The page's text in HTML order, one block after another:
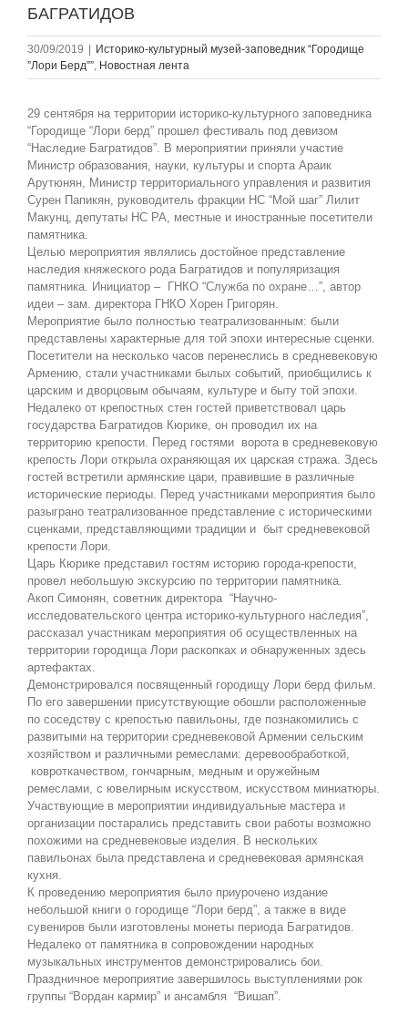
БАГРАТИДОВ
30/09/2019
Историко-культурный музей-заповедник “Городище
”Лори Берд””, Новостная лента
29 сентября на территории историко-культурного заповедника
“Городище “Лори берд” прошел фестиваль под девизом
“Наследие Багратидов”. В мероприятии приняли участие
Министр образования, науки, культуры и спорта Араик
Арутюнян, Министр территориального управления и развития
Сурен Папикян, руководитель фракции НС “Мой шаг” Лилит
Макунц, депутаты НС РА, местные и иностранные посетители
памятника.
Целью мероприятия являлись достойное представление
наследия княжеского рода Багратидов и популяризация
памятника. Инициатор – ГНКО “Служба по охране…”, автор
идеи – зам. директора ГНКО Хорен Григорян.
Мероприятие было полностью театрализованным: были
представлены характерные для той эпохи интересные сценки.
Посетители на несколько часов перенеслись в средневековую
Армению, стали участниками былых событий, приобщились к
царским и дворцовым обычаям, культуре и быту той эпохи.
Недалеко от крепостных стен гостей приветствовал царь
государства Багратидов Кюрике, он проводил их на
территорию крепости. Перед гостями ворота в средневековую
крепость Лори открыла охраняющая их царская стража. Здесь
гостей встретили армянские цари, правившие в различные
исторические периоды. Перед участниками мероприятия было
разыграно театрализованное представление с историческими
сценками, представляющими традиции и быт средневековой
крепости Лори.
Царь Кюрике представил гостям историю города-крепости,
провел небольшую экскурсию по территории памятника.
Акоп Симонян, советник директора “Научно-
исследовательского центра историко-культурного наследия”,
рассказал участникам мероприятия об осуществленных на
территории городища Лори раскопках и обнаруженных здесь
артефактах.
Демонстрировался посвященный городищу Лори берд фильм.
По его завершении присутствующие обошли расположенные
по соседству с крепостью павильоны, где познакомились с
развитыми на территории средневековой Армении сельским
хозяйством и различными ремеслами: деревообработкой,
ковроткачеством, гончарным, медным и оружейным
ремеслами, с ювелирным искусством, искусством миниатюры.
Участвующие в мероприятии индивидуальные мастера и
организации постарались представить свои работы возможно
похожими на средневековые изделия. В нескольких
павильонах была представлена и средневековая армянская
кухня.
К проведению мероприятия было приурочено издание
небольшой книги о городище “Лори берд”, а также в виде
сувениров были изготовлены монеты периода Багратидов.
Недалеко от памятника в сопровождении народных
музыкальных инструментов демонстрировались бои.
Праздничное мероприятие завершилось выступлениями рок
группы “Вордан кармир” и ансамбля “Вишап”.